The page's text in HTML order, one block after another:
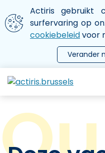
Aller au contenu principal
We gebruiken cookies
Actiris gebruikt
surfervaring op
cookiebeleidvoor
Verander
le menu